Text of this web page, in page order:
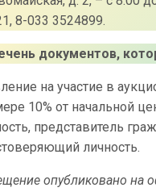
8-033 3524899.
документов,
на участие в
10% от начальной
представитель
личность.
опубликовано на